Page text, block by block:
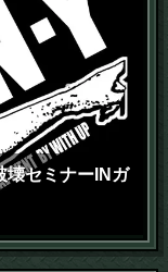
壊セミナーINガ